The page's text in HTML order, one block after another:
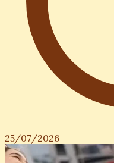
25/07/2026